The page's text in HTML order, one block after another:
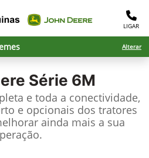
LIGAR
Alterar
Série 6M
e toda a conectividade,
e opcionais dos tratores
ainda mais a sua